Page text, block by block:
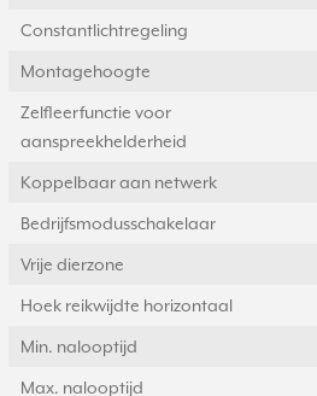
Constantlichtregeling
Montagehoogte
Zelfleerfunctie voor
aanspreekhelderheid
Koppelbaar aan netwerk
Bedrijfsmodusschakelaar
Vrije dierzone
Hoek reikwijdte horizontaal
Min. nalooptijd
Max. nalooptijd